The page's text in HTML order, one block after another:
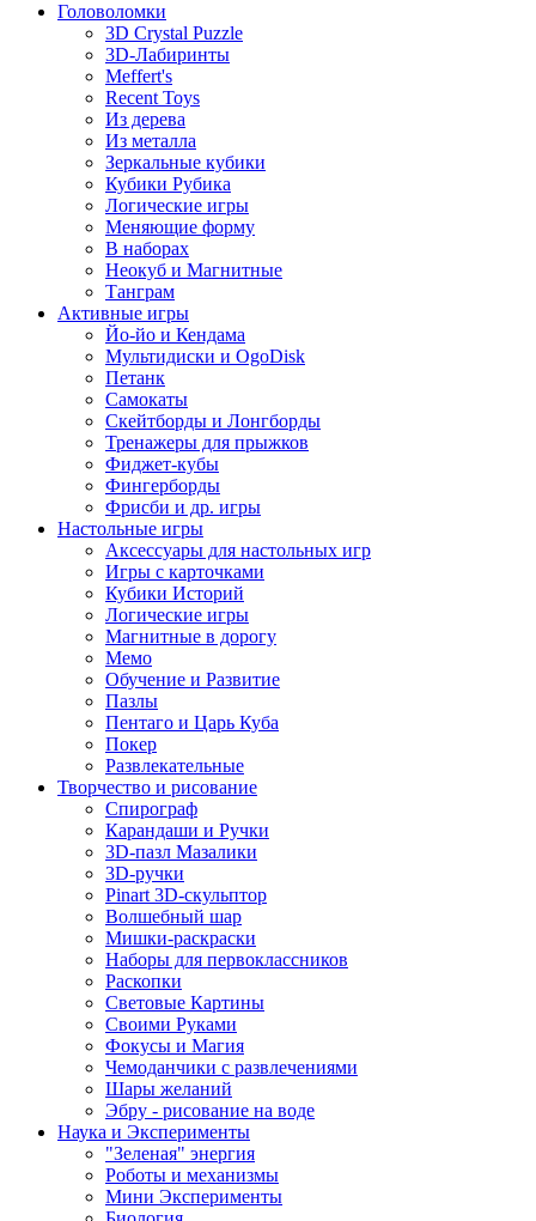
Головоломки
3D Crystal Puzzle
3D-Лабиринты
Meffert's
Recent Toys
Из дерева
Из металла
Зеркальные кубики
Кубики Рубика
Логические игры
Меняющие форму
В наборах
Неокуб и Магнитные
Танграм
Активные игры
Йо-йо и Кендама
Мультидиски и OgoDisk
Петанк
Самокаты
Скейтборды и Лонгборды
Тренажеры для прыжков
Фиджет-кубы
Фингерборды
Фрисби и др. игры
Настольные игры
Аксессуары для настольных игр
Игры с карточками
Кубики Историй
Логические игры
Магнитные в дорогу
Мемо
Обучение и Развитие
Пазлы
Пентаго и Царь Куба
Покер
Развлекательные
Творчество и рисование
Спирограф
Карандаши и Ручки
3D-пазл Мазалики
3D-ручки
Pinart 3D-скульптор
Волшебный шар
Мишки-раскраски
Наборы для первоклассников
Раскопки
Световые Картины
Своими Руками
Фокусы и Магия
Чемоданчики с развлечениями
Шары желаний
Эбру - рисование на воде
Наука и Эксперименты
"Зеленая" энергия
Роботы и механизмы
Мини Эксперименты